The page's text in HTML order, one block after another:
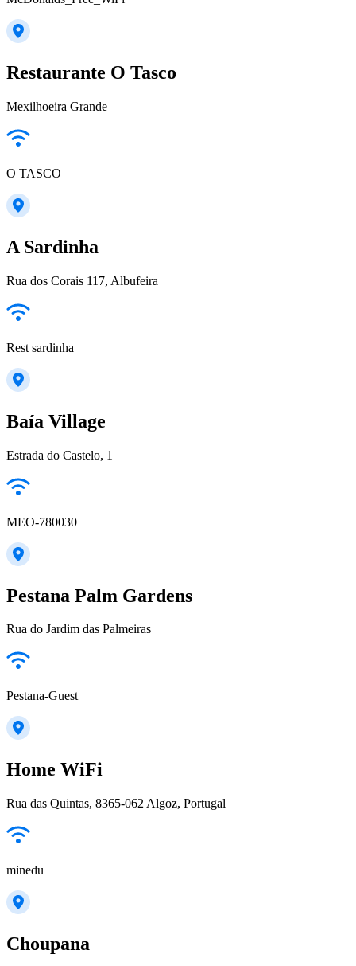
Restaurante O Tasco
Mexilhoeira Grande
O TASCO
A Sardinha
Rua dos Corais 117, Albufeira
Rest sardinha
Baía Village
Estrada do Castelo, 1
MEO-780030
Pestana Palm Gardens
Rua do Jardim das Palmeiras
Pestana-Guest
Home WiFi
Rua das Quintas, 8365-062 Algoz, Portugal
minedu
Choupana